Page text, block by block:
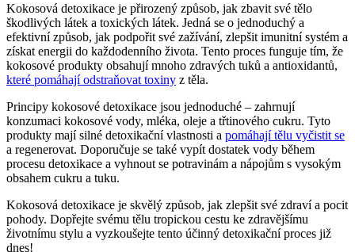
Kokosová detoxikace⁣ je přirozený způsob, jak zbavit své tělo⁢
škodlivých látek a toxických látek.⁣ Jedná se​ o jednoduchý a
efektivní způsob, jak podpořit své zažívání, zlepšit imunitní systém a
získat energii do každodenního života. Tento proces⁤ funguje tím, že
kokosové ⁤produkty obsahují mnoho zdravých tuků a antioxidantů,
které pomáhají odstraňovat toxiny z těla.
Principy kokosové ​detoxikace jsou jednoduché – zahrnují
konzumaci kokosové vody, mléka, oleje a třtinového cukru. Tyto
produkty mají ⁣silné detoxikační vlastnosti a pomáhají tělu vyčistit se
a regenerovat. Doporučuje se také vypít dostatek vody během
procesu detoxikace a vyhnout se potravinám a nápojům s vysokým
obsahem cukru a tuku.
Kokosová detoxikace ⁢je skvělý způsob, jak zlepšit své zdraví a pocit
pohody. Dopřejte svému tělu tropickou cestu ke zdravějšímu
životnímu stylu a vyzkoušejte tento⁣ účinný detoxikační proces již
dnes!